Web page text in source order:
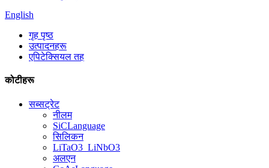
English
गृह पृष्ठ
उत्पादनहरू
एपिटेक्सियल तह
कोटीहरू
सब्सट्रेट
नीलम
SiCLanguage
सिलिकन
LiTaO3_LiNbO3
अलएन